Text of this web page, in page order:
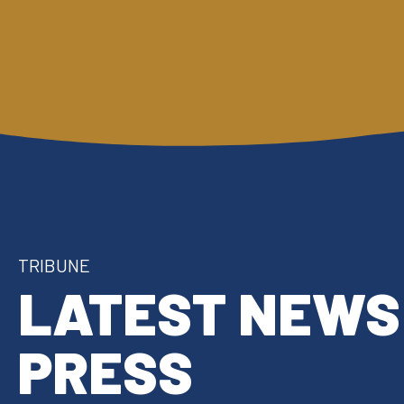
TRIBUNE
LATEST
PRESS